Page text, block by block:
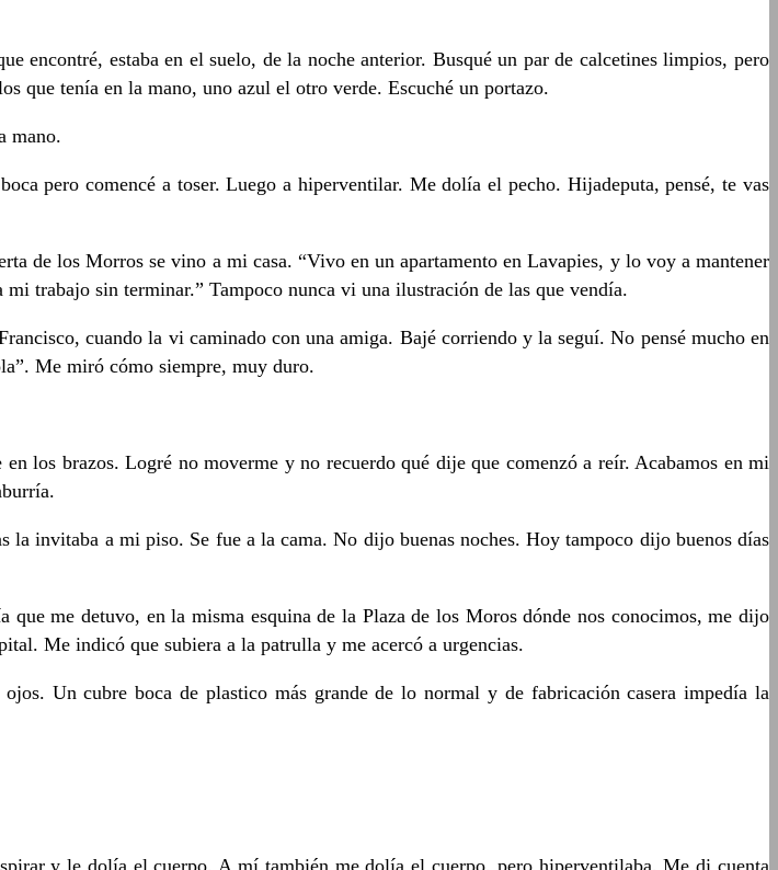
encontré, estaba en el suelo, de la noche anterior. Busqué un par de calcetines limpios, pero
que tenía en la mano, uno azul el otro verde. Escuché un portazo.
mano.
pero comencé a toser. Luego a hiperventilar. Me dolía el pecho. Hijadeputa, pensé, te vas
de los Morros se vino a mi casa. “Vivo en un apartamento en Lavapies, y lo voy a mantener
trabajo sin terminar.” Tampoco nunca vi una ilustración de las que vendía.
cuando la vi caminado con una amiga. Bajé corriendo y la seguí. No pensé mucho en
Me miró cómo siempre, muy duro.
los brazos. Logré no moverme y no recuerdo qué dije que comenzó a reír. Acabamos en mi
invitaba a mi piso. Se fue a la cama. No dijo buenas noches. Hoy tampoco dijo buenos días
me detuvo, en la misma esquina de la Plaza de los Moros dónde nos conocimos, me dijo
Me indicó que subiera a la patrulla y me acercó a urgencias.
Un cubre boca de plastico más grande de lo normal y de fabricación casera impedía la
y le dolía el cuerpo. A mí también me dolía el cuerpo, pero hiperventilaba. Me di cuenta